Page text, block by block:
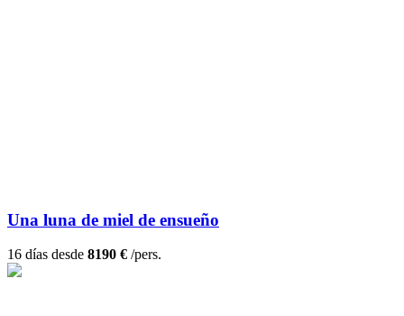
Una luna de miel de ensueño
16 días desde 8190 € /pers.